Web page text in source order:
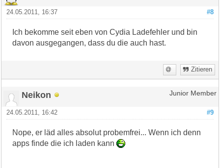
#8
24.05.2011, 16:37
Ich bekomme seit eben von Cydia Ladefehler und bin
davon ausgegangen, dass du die auch hast.
Zitieren
Neikon Junior Member
#9
24.05.2011, 16:42
Nope, er läd alles absolut probemfrei... Wenn ich denn
apps finde die ich laden kann